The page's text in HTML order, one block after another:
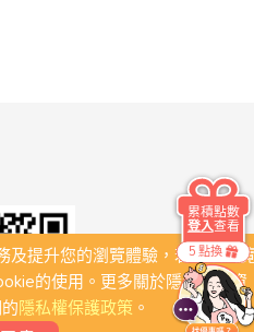
及提升您的瀏覽體驗，若繼續瀏
的使用。更多關於隱私保護資
隱私權保護政策。
5 點換
累積點數
登入查看